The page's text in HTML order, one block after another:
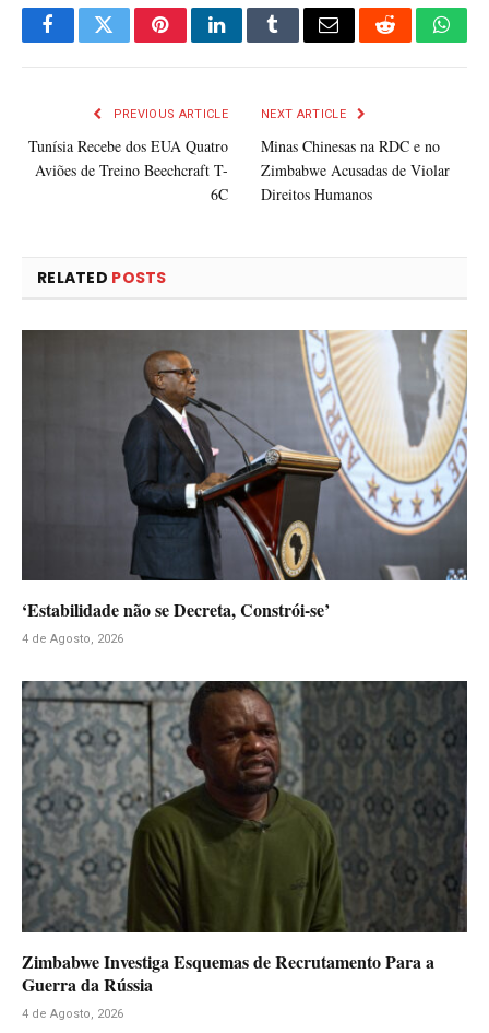
FacebookTwitterPinterestLinkedInTumblrEmail Reddit
PREVIOUS ARTICLE
Tunísia Recebe dos EUA Quatro
Aviões de Treino Beechcraft T-
6C
NEXT ARTICLE
Minas Chinesas na RDC e no
Zimbabwe Acusadas de Violar
Direitos Humanos
RELATED POSTS
‘Estabilidade não se Decreta, Constrói-se’
4 de Agosto, 2026
Zimbabwe Investiga Esquemas de Recrutamento Para a
Guerra da Rússia
4 de Agosto, 2026